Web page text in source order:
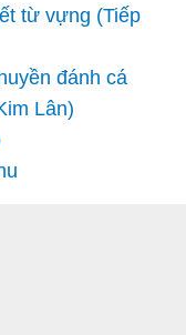
từ vựng (Tiếp
đánh cá
Lân)